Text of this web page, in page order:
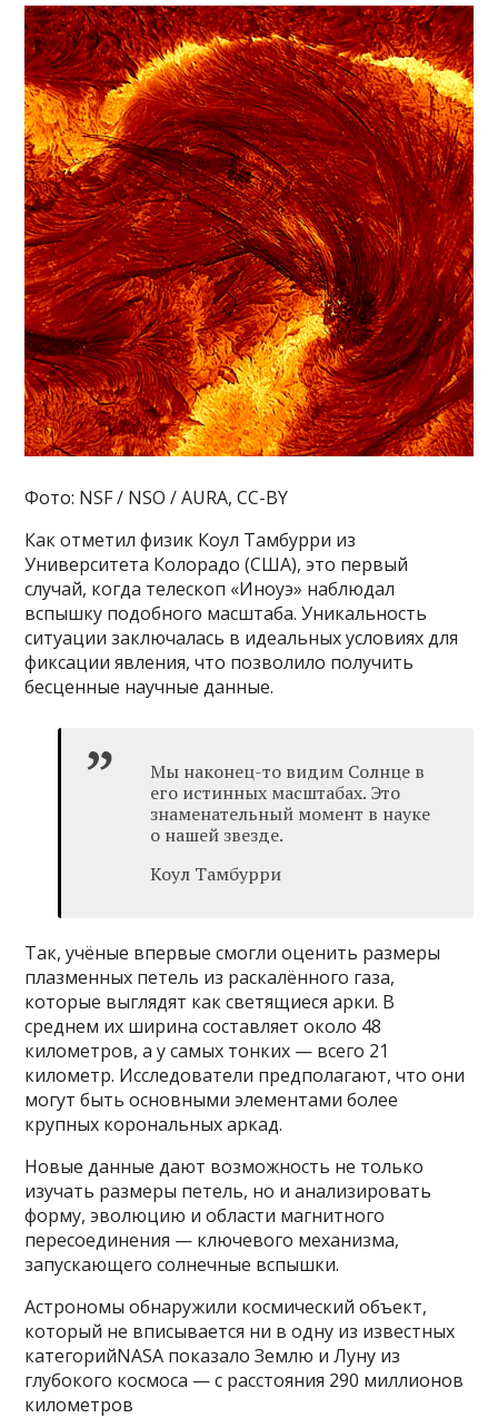
Фото: NSF / NSO / AURA, CC-BY
Как отметил физик Коул Тамбурри из
Университета Колорадо (США), это первый
случай, когда телескоп «Иноуэ» наблюдал
вспышку подобного масштаба. Уникальность
ситуации заключалась в идеальных условиях для
фиксации явления, что позволило получить
бесценные научные данные.
Мы наконец-то видим Солнце в
его истинных масштабах. Это
знаменательный момент в науке
о нашей звезде.
Коул Тамбурри
Так, учёные впервые смогли оценить размеры
плазменных петель из раскалённого газа,
которые выглядят как светящиеся арки. В
среднем их ширина составляет около 48
километров, а у самых тонких — всего 21
километр. Исследователи предполагают, что они
могут быть основными элементами более
крупных корональных аркад.
Новые данные дают возможность не только
изучать размеры петель, но и анализировать
форму, эволюцию и области магнитного
пересоединения — ключевого механизма,
запускающего солнечные вспышки.
Астрономы обнаружили космический объект,
который не вписывается ни в одну из известных
категорийNASA показало Землю и Луну из
глубокого космоса — с расстояния 290 миллионов
километров